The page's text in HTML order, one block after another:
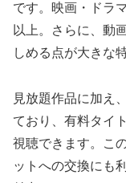
です。映画・ドラ
以上。さらに、動
しめる点が大きな
見放題作品に加え
ており、有料タイ
視聴できます。こ
ットへの交換にも